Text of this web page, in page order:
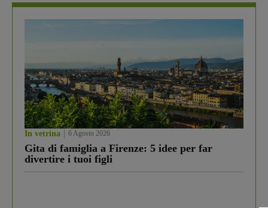
In vetrina 6 Agosto 2026
Gita di famiglia a Firenze: 5 idee per far
divertire i tuoi figli